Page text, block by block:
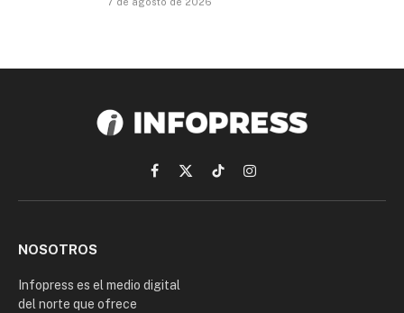
Facebook
X
(Twitter)
TikTokInstagram
NOSOTROS
Infopress es el medio digital
del norte que ofrece